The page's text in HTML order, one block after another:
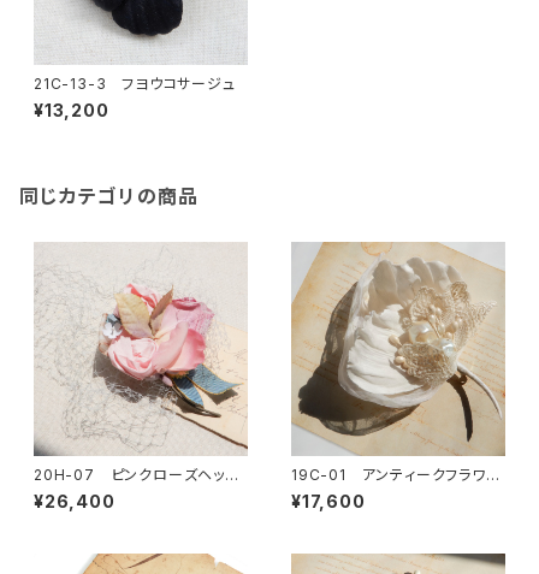
21C-13-3 フヨウコサージュ
¥13,200
同じカテゴリの商品
20H-07 ピンクローズヘッド
ドレス
¥26,400
19C-01 アンティークフラワー
ランコサージュ
¥17,600